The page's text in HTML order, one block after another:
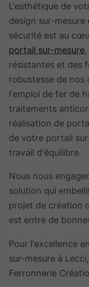
L'esthétique de
design sur-
sécurité est au
portail sur-mesure
résistantes et des
robustesse de nos
l'emploi de fer de
traitements
réalisation de
de votre portail
travail d'équilibre.
Nous nous
solution qui
projet de création
est entre de
Pour l'excellence
sur-mesure à
Ferronnerie